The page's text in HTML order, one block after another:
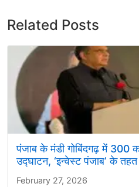
Related Posts
पंजाब के मंडी गोबिंदगढ़ में 300
उद्घाटन, ‘इन्वेस्ट पंजाब’ के
February 27, 2026